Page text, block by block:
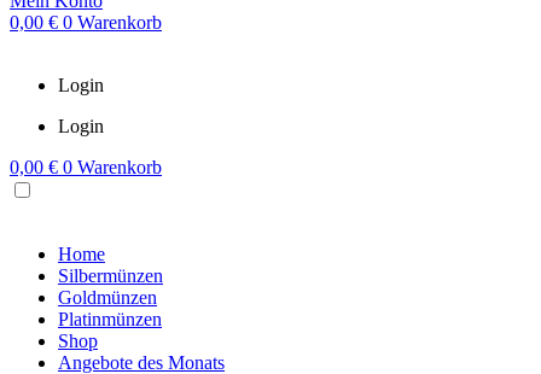
0,00 € 0 Warenkorb
Login
Login
0,00 € 0 Warenkorb
Home
Silbermünzen
Goldmünzen
Platinmünzen
Shop
Angebote des Monats